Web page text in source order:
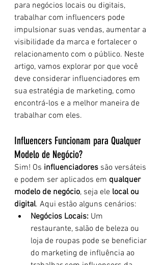
para negócios locais ou digitais,
trabalhar com influencers pode
impulsionar suas vendas, aumentar a
visibilidade da marca e fortalecer o
relacionamento com o público. Neste
artigo, vamos explorar por que você
deve considerar influenciadores em
sua estratégia de marketing, como
encontrá-los e a melhor maneira de
trabalhar com eles.
Influencers Funcionam para Qualquer
Modelo de Negócio?
Sim! Os influenciadores são versáteis
e podem ser aplicados em qualquer
modelo de negócio, seja ele local ou
digital. Aqui estão alguns cenários:
Negócios Locais: Um
restaurante, salão de beleza ou
loja de roupas pode se beneficiar
do marketing de influência ao